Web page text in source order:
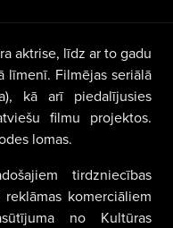
aktrise, līdz ar to gadu
līmenī. Filmējas seriālā
kā arī piedalījusies
filmu projektos.
lomas.
tirdzniecības
komerciāliem
no Kultūras